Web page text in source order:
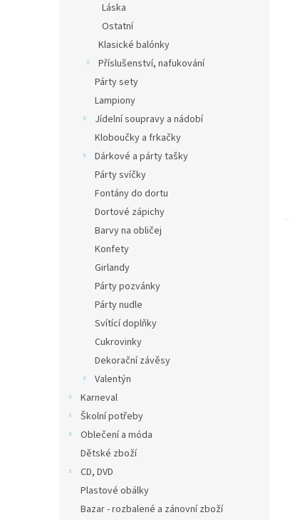
Láska
Ostatní
Klasické balónky
Příslušenství, nafukování
Párty sety
Lampiony
Jídelní soupravy a nádobí
Kloboučky a frkačky
Dárkové a párty tašky
Párty svíčky
Fontány do dortu
Dortové zápichy
Barvy na obličej
Konfety
Girlandy
Párty pozvánky
Párty nudle
Svítící doplňky
Cukrovinky
Dekorační závěsy
Valentýn
Karneval
Školní potřeby
Oblečení a móda
Dětské zboží
CD, DVD
Plastové obálky
Bazar - rozbalené a zánovní zboží